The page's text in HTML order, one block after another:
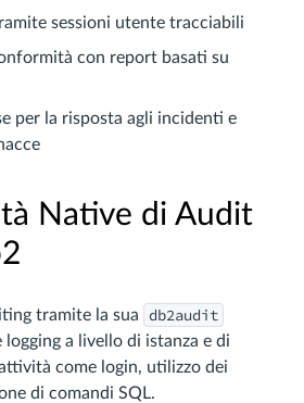
sessioni utente tracciabili
con report basati su
per la risposta agli incidenti e
Native di Audit
tramite la sua db2audit
logging a livello di istanza e di
come login, utilizzo dei
di comandi SQL.